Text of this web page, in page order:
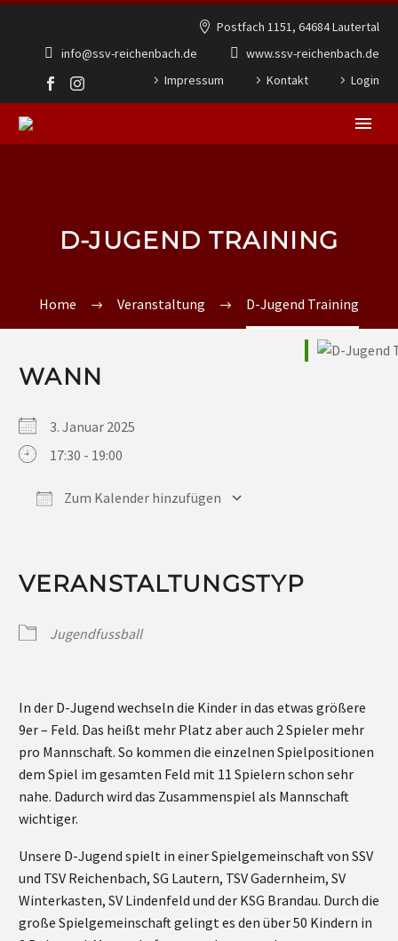
Postfach 1151, 64684 Lautertal
info@ssv-reichenbach.de
www.ssv-reichenbach.de
Impressum
Kontakt Login
D-JUGEND TRAINING
Home Veranstaltung D-Jugend Training
WANN
3. Januar 2025
17:30 - 19:00
Zum Kalender hinzufügen
VERANSTALTUNGSTYP
Jugendfussball
In der D-Jugend wechseln die Kinder in das etwas größere
9er – Feld. Das heißt mehr Platz aber auch 2 Spieler mehr
pro Mannschaft. So kommen die einzelnen Spielpositionen
dem Spiel im gesamten Feld mit 11 Spielern schon sehr
nahe. Dadurch wird das Zusammenspiel als Mannschaft
wichtiger.
Unsere D-Jugend spielt in einer Spielgemeinschaft von SSV
und TSV Reichenbach, SG Lautern, TSV Gadernheim, SV
Winterkasten, SV Lindenfeld und der KSG Brandau. Durch die
große Spielgemeinschaft gelingt es den über 50 Kindern in